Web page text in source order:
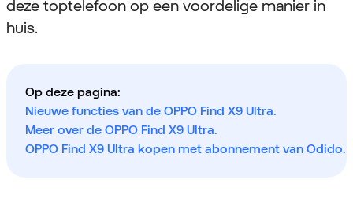
deze toptelefoon op een voordelige manier in
huis.
Op deze pagina:
Nieuwe functies van de OPPO Find X9 Ultra.
Meer over de OPPO Find X9 Ultra.
OPPO Find X9 Ultra kopen met abonnement van Odido.